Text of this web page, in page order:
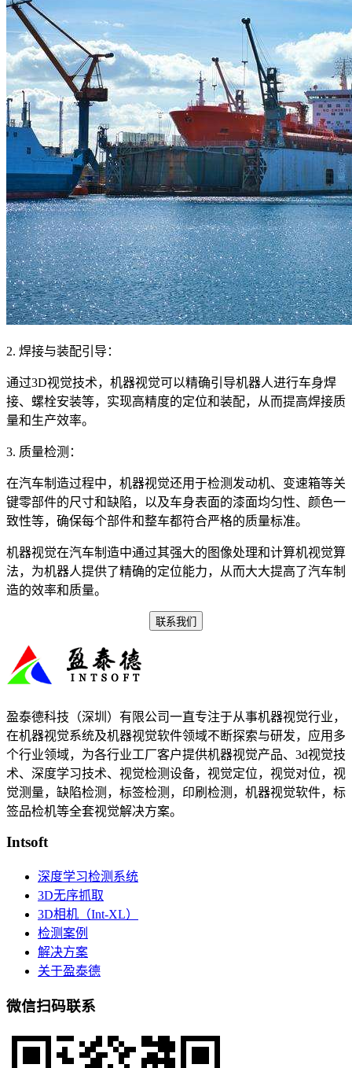
2. 焊接与装配引导：
通过3D视觉技术，机器视觉可以精确引导机器人进行车身焊
接、螺栓安装等，实现高精度的定位和装配，从而提高焊接质
量和生产效率。
3. 质量检测：
在汽车制造过程中，机器视觉还用于检测发动机、变速箱等关
键零部件的尺寸和缺陷，以及车身表面的漆面均匀性、颜色一
致性等，确保每个部件和整车都符合严格的质量标准。
机器视觉在汽车制造中通过其强大的图像处理和计算机视觉算
法，为机器人提供了精确的定位能力，从而大大提高了汽车制
造的效率和质量。
联系我们
盈泰德科技（深圳）有限公司一直专注于从事机器视觉行业，
在机器视觉系统及机器视觉软件领域不断探索与研发​，应用多
个行业领域，为各行业工厂客户提供机器视觉产品、3d视觉技
术、深度学习技术、视觉检测设备，视觉定位，视觉对位，视
觉测量，缺陷检测，标签检测，印刷检测，机器视觉软件，标
签品检机等​全套视觉解决方案​。
Intsoft
深度学习检测系统
3D无序抓取
3D相机（Int-XL）
检测案例
解决方案
关于盈泰德
微信扫码联系